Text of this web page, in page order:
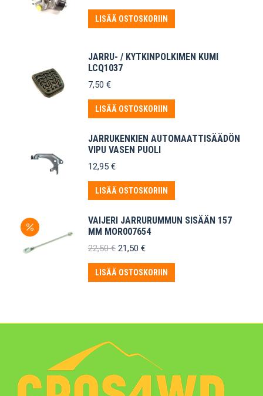
LISÄÄ OSTOSKORIIN
JARRU- / KYTKINPOLKIMEN KUMI
LCQ1037
7,50 €
LISÄÄ OSTOSKORIIN
JARRUKENKIEN AUTOMAATTISÄÄDÖN
VIPU VASEN PUOLI
12,95 €
LISÄÄ OSTOSKORIIN
VAIJERI JARRURUMMUN SISÄÄN 157
MM MOR007654
22,50€ Alkuperäinen
oli:
22,50 €.
21,50 €Nykyinen
on:
21,50 €.
LISÄÄ OSTOSKORIIN